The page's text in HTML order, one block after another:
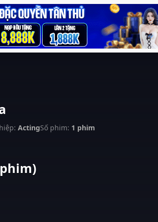
ActingSố phim: 1 phim